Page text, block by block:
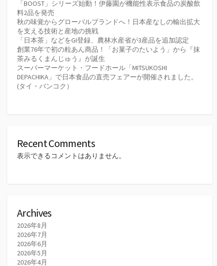
「BOOST」シリーズ始動！伊藤園が機能性表示食品の炭酸飲
料2品を発売
秋の味覚からグローバルブランドへ！日本産なしの輸出拡大
を支える技術と産地の挑戦
「日本茶」などをGI登録、農林水産省が3産品を追加認定
創業76年で初の粒あん商品！「お菓子のたいよう」から『抹
茶みるくまんじゅう』が誕生
スーパーマーケット・フードホール「MITSUKOSHI
DEPACHIKA」で日本食品の直売フェアーが開催されました。
(タイ・バンコク）
Recent Comments
表示できるコメントはありません。
Archives
2026年8月
2026年7月
2026年6月
2026年5月
2026年4月